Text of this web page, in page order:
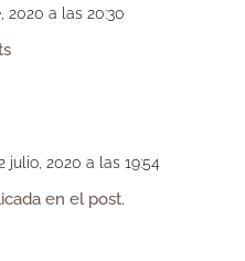
2020 a las 20:30
julio, 2020 a las 19:54
en el post.